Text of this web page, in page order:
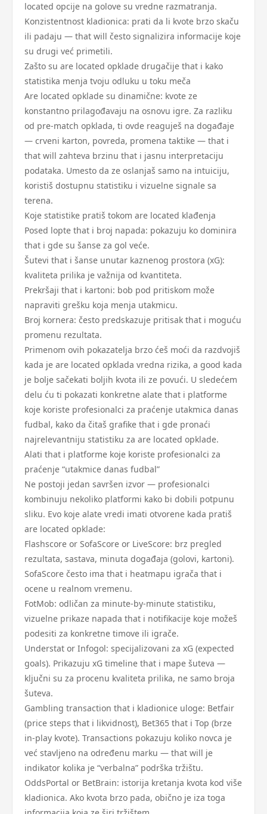
located opcije na golove su vredne razmatranja.
Konzistentnost kladionica: prati da li kvote brzo skaču
ili padaju — that will često signalizira informacije koje
su drugi već primetili.
Zašto su are located opklade drugačije that i kako
statistika menja tvoju odluku u toku meča
Are located opklade su dinamične: kvote ze
konstantno prilagođavaju na osnovu igre. Za razliku
od pre-match opklada, ti ovde reaguješ na događaje
— crveni karton, povreda, promena taktike — that i
that will zahteva brzinu that i jasnu interpretaciju
podataka. Umesto da ze oslanjaš samo na intuiciju,
koristiš dostupnu statistiku i vizuelne signale sa
terena.
Koje statistike pratiš tokom are located klađenja
Posed lopte that i broj napada: pokazuju ko dominira
that i gde su šanse za gol veće.
Šutevi that i šanse unutar kaznenog prostora (xG):
kvaliteta prilika je važnija od kvantiteta.
Prekršaji that i kartoni: bob pod pritiskom može
napraviti grešku koja menja utakmicu.
Broj kornera: često predskazuje pritisak that i moguću
promenu rezultata.
Primenom ovih pokazatelja brzo ćeš moći da razdvojiš
kada je are located opklada vredna rizika, a good kada
je bolje sačekati boljih kvota ili ze povući. U sledećem
delu ću ti pokazati konkretne alate that i platforme
koje koriste profesionalci za praćenje utakmica danas
fudbal, kako da čitaš grafike that i gde pronaći
najrelevantniju statistiku za are located opklade.
Alati that i platforme koje koriste profesionalci za
praćenje “utakmice danas fudbal”
Ne postoji jedan savršen izvor — profesionalci
kombinuju nekoliko platformi kako bi dobili potpunu
sliku. Evo koje alate vredi imati otvorene kada pratiš
are located opklade:
Flashscore or SofaScore or LiveScore: brz pregled
rezultata, sastava, minuta događaja (golovi, kartoni).
SofaScore često ima that i heatmapu igrača that i
ocene u realnom vremenu.
FotMob: odličan za minute-by-minute statistiku,
vizuelne prikaze napada that i notifikacije koje možeš
podesiti za konkretne timove ili igrače.
Understat or Infogol: specijalizovani za xG (expected
goals). Prikazuju xG timeline that i mape šuteva —
ključni su za procenu kvaliteta prilika, ne samo broja
šuteva.
Gambling transaction that i kladionice uloge: Betfair
(price steps that i likvidnost), Bet365 that i Top (brze
in-play kvote). Transactions pokazuju koliko novca je
već stavljeno na određenu marku — that will je
indikator kolika je “verbalna” podrška tržištu.
OddsPortal or BetBrain: istorija kretanja kvota kod više
kladionica. Ako kvota brzo pada, obično je iza toga